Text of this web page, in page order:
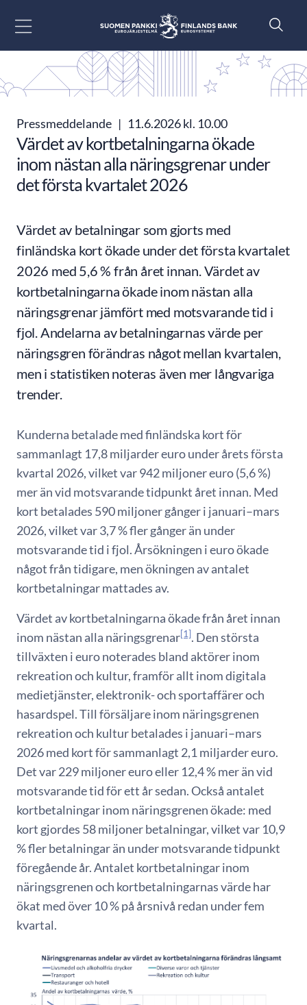
Pressmeddelande | 11.6.2026 kl. 10.00
Värdet av kortbetalningarna ökade
inom nästan alla näringsgrenar under
det första kvartalet 2026
Värdet av betalningar som gjorts med
finländska kort ökade under det första kvartalet
2026 med 5,6 % från året innan. Värdet av
kortbetalningarna ökade inom nästan alla
näringsgrenar jämfört med motsvarande tid i
fjol. Andelarna av betalningarnas värde per
näringsgren förändras något mellan kvartalen,
men i statistiken noteras även mer långvariga
trender.
Kunderna betalade med finländska kort för
sammanlagt 17,8 miljarder euro under årets första
kvartal 2026, vilket var 942 miljoner euro (5,6 %)
mer än vid motsvarande tidpunkt året innan. Med
kort betalades 590 miljoner gånger i januari–mars
2026, vilket var 3,7 % fler gånger än under
motsvarande tid i fjol. Årsökningen i euro ökade
något från tidigare, men ökningen av antalet
kortbetalningar mattades av.
Värdet av kortbetalningarna ökade från året innan
inom nästan alla näringsgrenar[1]. Den största
tillväxten i euro noterades bland aktörer inom
rekreation och kultur, framför allt inom digitala
medietjänster, elektronik- och sportaffärer och
hasardspel. Till försäljare inom näringsgrenen
rekreation och kultur betalades i januari–mars
2026 med kort för sammanlagt 2,1 miljarder euro.
Det var 229 miljoner euro eller 12,4 % mer än vid
motsvarande tid för ett år sedan. Också antalet
kortbetalningar inom näringsgrenen ökade: med
kort gjordes 58 miljoner betalningar, vilket var 10,9
% fler betalningar än under motsvarande tidpunkt
föregående år. Antalet kortbetalningar inom
näringsgrenen och kortbetalningarnas värde har
ökat med över 10 % på årsnivå redan under fem
kvartal.